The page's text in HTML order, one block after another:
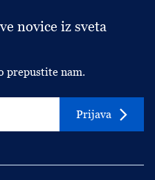
novice iz sveta
prepustite nam.
Prijava